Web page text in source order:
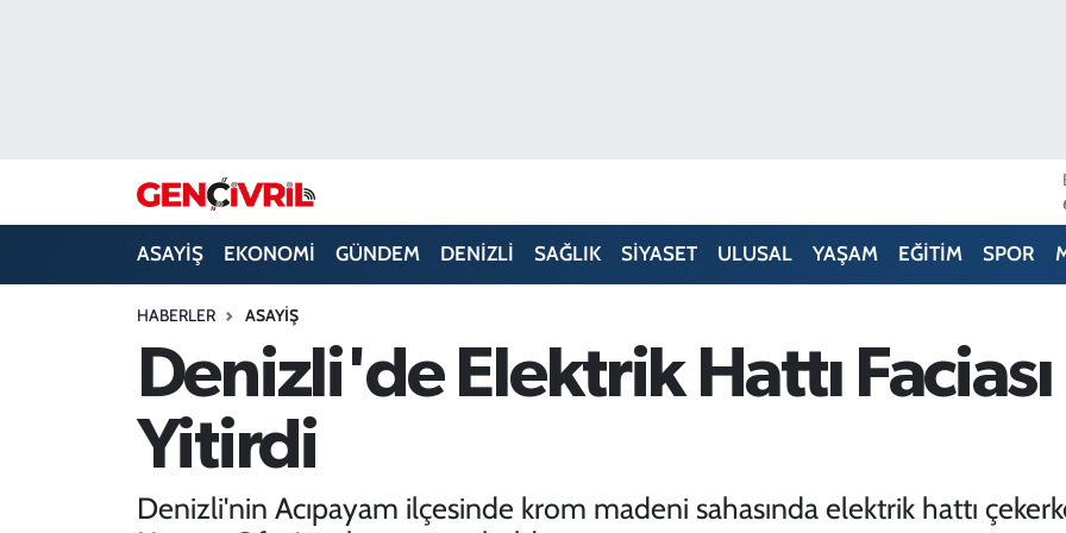
ASAYİŞ EKONOMİ GÜNDEM DENİZLİ SAĞLIK SİYASET ULUSAL YAŞAM EĞİTİM SPOR
HABERLER ASAYİŞ
Denizli'de Elektrik Hattı Faciası
Yitirdi
Denizli'nin Acıpayam ilçesinde krom madeni sahasında elektrik hattı
ULUSAL
SİYASET
Süper Lig Puan Durumu ve Fikstür
Haber Arşivi